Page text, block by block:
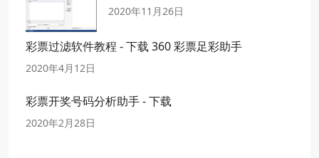
2020年11月26日
彩票过滤软件教程 - 下载 360 彩票足彩助手
2020年4月12日
彩票开奖号码分析助手 - 下载
2020年2月28日